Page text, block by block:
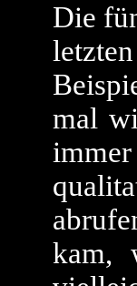
Die
mal
kam,